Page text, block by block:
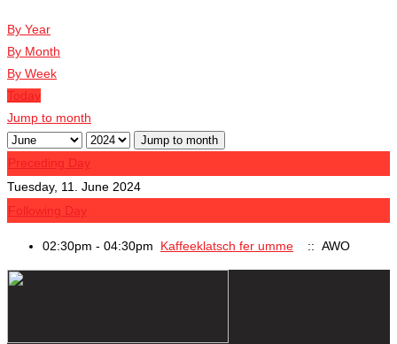
By Year
By Month
By Week
Today
Jump to month
Jump to month
Preceding Day
Tuesday, 11. June 2024
Following Day
02:30pm - 04:30pm Kaffeeklatsch fer umme :: AWO